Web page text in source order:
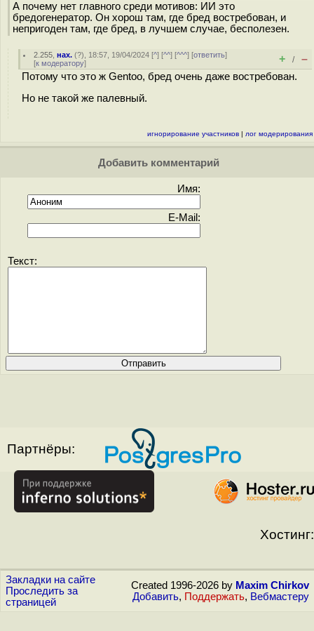
А почему нет главного среди мотивов: ИИ это
бредогенератор. Он хорош там, где бред востребован, и
непригоден там, где бред, в лучшем случае, бесполезен.
2.255 ,нах. (?), 18:57, 19/04/2024 [^] [^^] [^^^] [ответить]
[к модератору] + / –
Потому что это ж Gentoo, бред очень даже востребован.
Но не такой же палевный.
игнорирование участников | лог модерирования
Добавить комментарий
Имя:
E-Mail:
Текст:
Партнёры:
Хостинг:
Закладки на сайте
Проследить за
страницей
Created 1996-2026 by Maxim Chirkov
Добавить, Поддержать, Вебмастеру